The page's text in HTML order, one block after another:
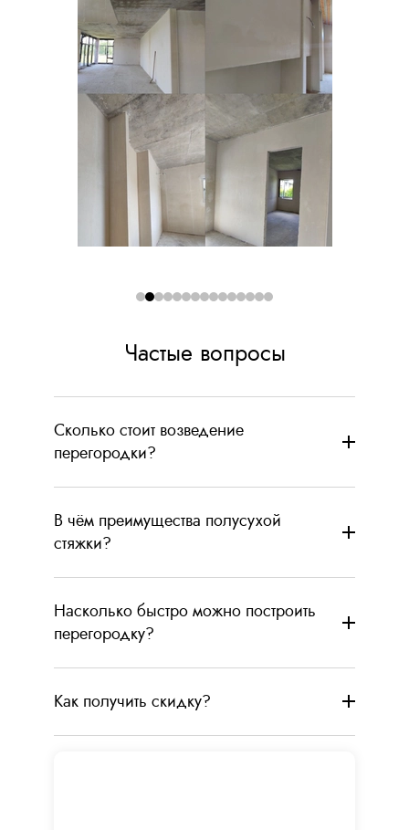
Частые вопросы
Сколько стоит возведение
перегородки?
В чём преимущества полусухой
стяжки?
Насколько быстро можно построить
перегородку?
Как получить скидку?